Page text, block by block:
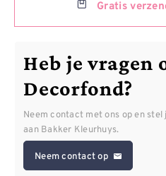
Gratis
Heb je vragen
Decorfond?
Neem contact met ons op en
aan Bakker Kleurhuys.
Neem contact op